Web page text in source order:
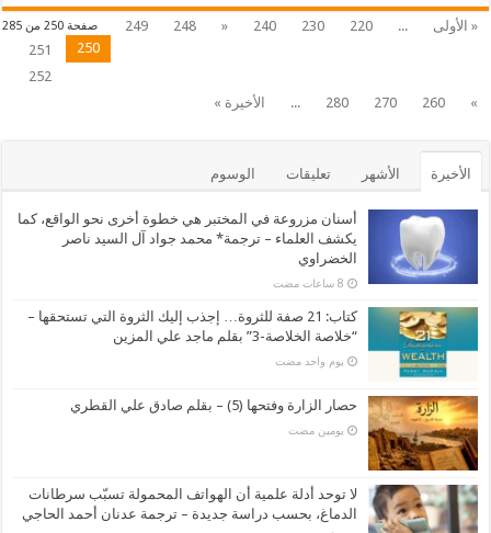
صفحة 250 من 285 « الأولى ...
220
230
240
«
248
249
250
251
252
»
260
270
280
... الأخيرة »
الأخيرة الأشهر تعليقات الوسوم
أسنان مزروعة في المختبر هي خطوة أخرى نحو الواقع، كما
يكشف العلماء – ترجمة* محمد جواد آل السيد ناصر
الخضراوي
كتاب: 21 صفة للثروة… إجذب إليك الثروة التي تستحقها –
“خلاصة الخلاصة-3” بقلم ماجد علي المزين
‏يوم واحد مضت
حصار الزارة وفتحها (5) – بقلم صادق علي القطري
‏يومين مضت
لا توحد أدلة علمية أن الهواتف المحمولة تسبّب سرطانات
الدماغ، بحسب دراسة جديدة – ترجمة عدنان أحمد الحاجي